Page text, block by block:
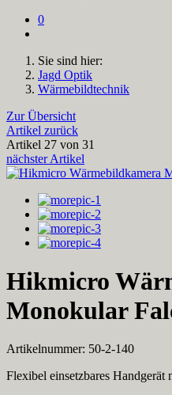
0
Sie sind hier:
Jagd Optik
Wärmebildtechnik
Zur Übersicht
Artikel zurück
Artikel 27 von 31
nächster Artikel
Hikmicro
Monokular
Artikelnummer: 50-2-140
Flexibel einsetzbares Handgerät